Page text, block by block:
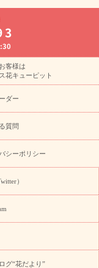
日フラワーギフト特集
祝い
やみの花
胡蝶蘭・花鉢
ギフト・プレゼント
ント
お盆 花（新
お供え 花とセットギ
ひまわり ギフト・プ
舞い 花のギフト特集
集
すすめランキング
敬
敬老の日 花とセットギ
ギフト一覧
キャン
ラボキャンペーン
誕生日の花を探す
ト特集
お祝い商品一覧
客様は
花キューピット
ダー
質問
シーポリシー
）
グ“花だより”